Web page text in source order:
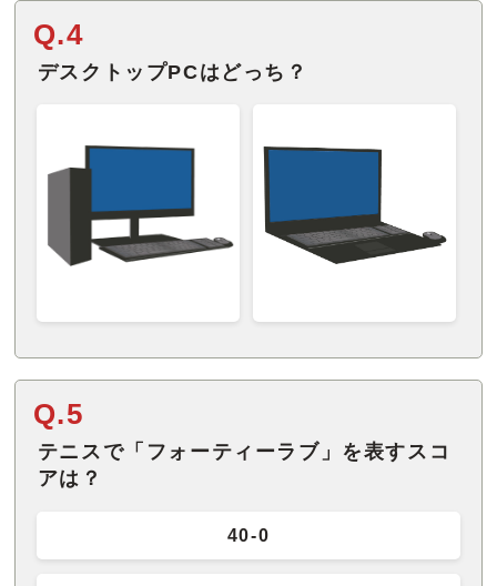
Q.4
デスクトップPCはどっち？
Q.5
テニスで「フォーティーラブ」を表すスコ
アは？
40-0